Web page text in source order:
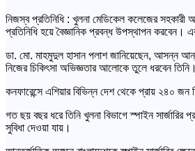
নিজস্ব প্রতিনিধি : খুলনা মেডিকেল কলেজের সহকারী
প্রতিনিধি হয়ে বৈজ্ঞানিক প্রবন্ধ উপস্থাপন করবেন।
ডা. মো. মাহমুদুল হাসান পলাশ জানিয়েছেন, আসন্ন
নিজের চিকিৎসা অভিজ্ঞতার আলোকে তুলে ধরবেন তিনি।
কনফারেন্সে এশিয়ার বিভিন্ন দেশ থেকে প্রায় ২৪০ জন
গত ছয় বছর ধরে তিনি খুলনা বিভাগে স্পাইন
সুবিধা দেওয়া যায়।